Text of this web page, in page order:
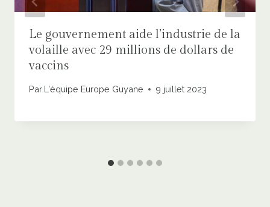
Le gouvernement aide l’industrie de la
volaille avec 29 millions de dollars de
vaccins
Par L'équipe Europe Guyane 9 juillet 2023